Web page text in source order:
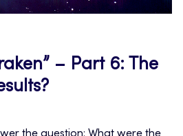
– Part 6: The